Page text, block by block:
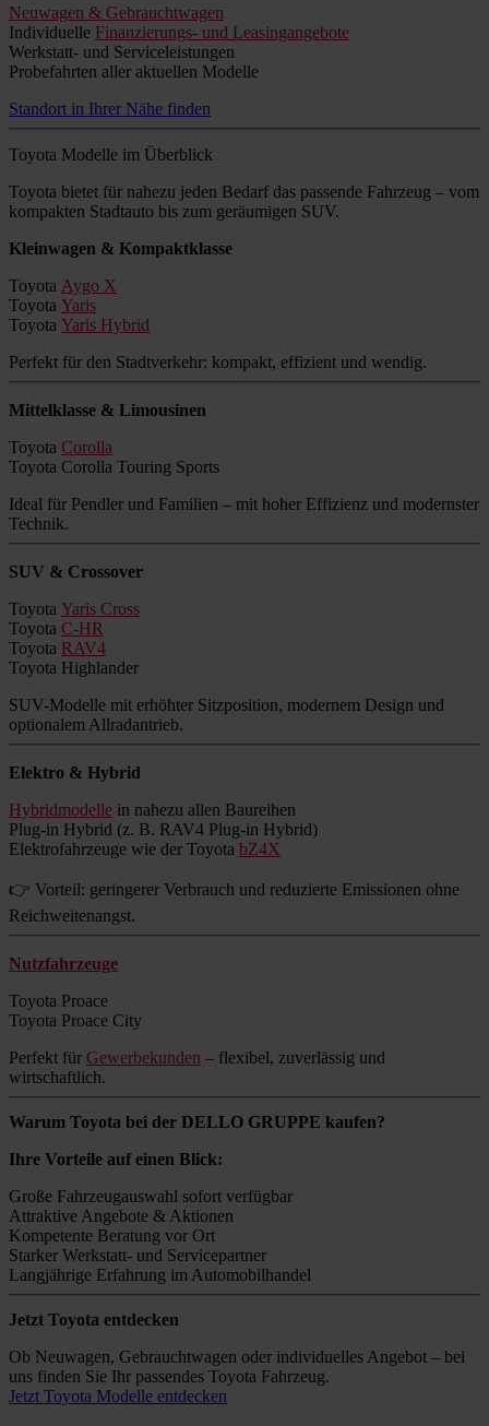
Neuwagen & Gebrauchtwagen
Individuelle Finanzierungs- und Leasingangebote
Werkstatt- und Serviceleistungen
Probefahrten aller aktuellen Modelle
Standort in Ihrer Nähe finden
Toyota Modelle im Überblick
Toyota bietet für nahezu jeden Bedarf das passende Fahrzeug – vom
kompakten Stadtauto bis zum geräumigen SUV.
Kleinwagen & Kompaktklasse
Toyota Aygo X
Toyota Yaris
Toyota Yaris Hybrid
Perfekt für den Stadtverkehr: kompakt, effizient und wendig.
Mittelklasse & Limousinen
Toyota Corolla
Toyota Corolla Touring Sports
Ideal für Pendler und Familien – mit hoher Effizienz und modernster
Technik.
SUV & Crossover
Toyota Yaris Cross
Toyota C-HR
Toyota RAV4
Toyota Highlander
SUV-Modelle mit erhöhter Sitzposition, modernem Design und
optionalem Allradantrieb.
Elektro & Hybrid
Hybridmodelle in nahezu allen Baureihen
Plug-in Hybrid (z. B. RAV4 Plug-in Hybrid)
Elektrofahrzeuge wie der Toyota bZ4X
👉 Vorteil: geringerer Verbrauch und reduzierte Emissionen ohne
Reichweitenangst.
Nutzfahrzeuge
Toyota Proace
Toyota Proace City
Perfekt für Gewerbekunden – flexibel, zuverlässig und
wirtschaftlich.
Warum Toyota bei der DELLO GRUPPE kaufen?
Ihre Vorteile auf einen Blick:
Große Fahrzeugauswahl sofort verfügbar
Attraktive Angebote & Aktionen
Kompetente Beratung vor Ort
Starker Werkstatt- und Servicepartner
Langjährige Erfahrung im Automobilhandel
Jetzt Toyota entdecken
Ob Neuwagen, Gebrauchtwagen oder individuelles Angebot – bei
uns finden Sie Ihr passendes Toyota Fahrzeug.
Jetzt Toyota Modelle entdecken